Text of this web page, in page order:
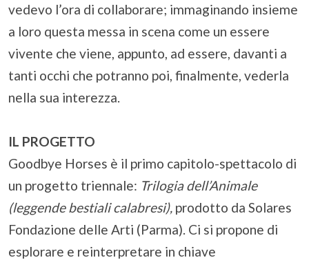
vedevo l’ora di collaborare; immaginando insieme
a loro questa messa in scena come un essere
vivente che viene, appunto, ad essere, davanti a
tanti occhi che potranno poi, finalmente, vederla
nella sua interezza.
IL PROGETTO
Goodbye Horses è il primo capitolo-spettacolo di
un progetto triennale: Trilogia dell’Animale
(leggende bestiali calabresi), prodotto da Solares
Fondazione delle Arti (Parma). Ci si propone di
esplorare e reinterpretare in chiave